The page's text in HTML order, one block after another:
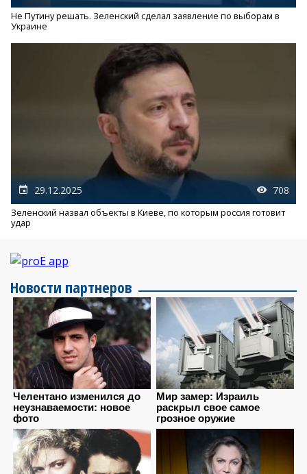
Не Путину решать. Зеленский сделал заявление по выборам в
Украине
29.12.2025 708
Зеленский назвал объекты в Киеве, по которым россия готовит
удар
Новости партнеров